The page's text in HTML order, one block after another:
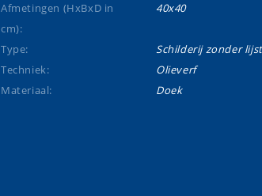
Afmetingen (HxBxD in
cm):
40x40
Type:
Schilderij zonder lijst
Techniek:
Olieverf
Materiaal:
Doek